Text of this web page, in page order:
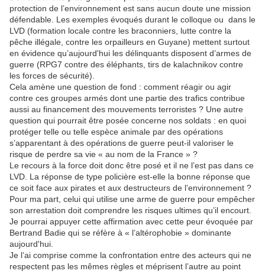
protection de l’environnement est sans aucun doute une mission
défendable. Les exemples évoqués durant le colloque ou dans le
LVD (formation locale contre les braconniers, lutte contre la
pêche illégale, contre les orpailleurs en Guyane) mettent surtout
en évidence qu’aujourd'hui les délinquants disposent d’armes de
guerre (RPG7 contre des éléphants, tirs de kalachnikov contre
les forces de sécurité).
Cela amène une question de fond : comment réagir ou agir
contre ces groupes armés dont une partie des trafics contribue
aussi au financement des mouvements terroristes ? Une autre
question qui pourrait être posée concerne nos soldats : en quoi
protéger telle ou telle espèce animale par des opérations
s’apparentant à des opérations de guerre peut-il valoriser le
risque de perdre sa vie « au nom de la France » ?
Le recours à la force doit donc être posé et il ne l’est pas dans ce
LVD. La réponse de type policière est-elle la bonne réponse que
ce soit face aux pirates et aux destructeurs de l’environnement ?
Pour ma part, celui qui utilise une arme de guerre pour empêcher
son arrestation doit comprendre les risques ultimes qu’il encourt.
Je pourrai appuyer cette affirmation avec cette peur évoquée par
Bertrand Badie qui se réfère à « l’altérophobie » dominante
aujourd'hui.
Je l’ai comprise comme la confrontation entre des acteurs qui ne
respectent pas les mêmes règles et méprisent l’autre au point